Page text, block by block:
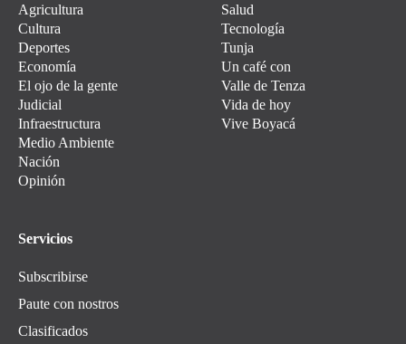
Agricultura
Cultura
Deportes
Economía
El ojo de la gente
Judicial
Infraestructura
Medio Ambiente
Nación
Opinión
Salud
Tecnología
Tunja
Un café con
Valle de Tenza
Vida de hoy
Vive Boyacá
Servicios
Subscribirse
Paute con nostros
Clasificados